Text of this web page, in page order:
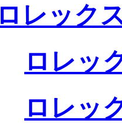
ロレック
ロレッ
ロレッ